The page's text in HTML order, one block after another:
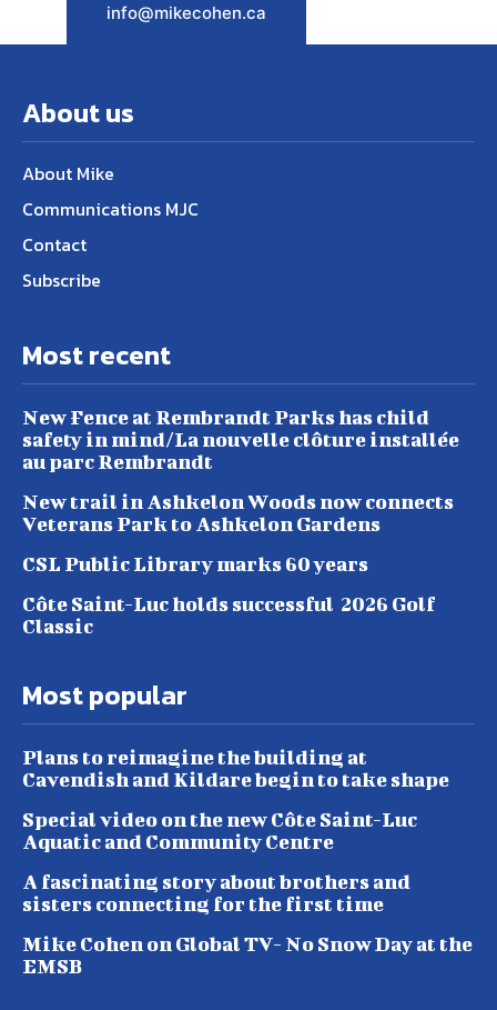
info@mikecohen.ca
About us
About Mike
Communications MJC
Contact
Subscribe
Most recent
New Fence at Rembrandt Parks has child
safety in mind/La nouvelle clôture installée
au parc Rembrandt
New trail in Ashkelon Woods now connects
Veterans Park to Ashkelon Gardens
CSL Public Library marks 60 years
Côte Saint-Luc holds successful 2026 Golf
Classic
Most popular
Plans to reimagine the building at
Cavendish and Kildare begin to take shape
Special video on the new Côte Saint-Luc
Aquatic and Community Centre
A fascinating story about brothers and
sisters connecting for the first time
Mike Cohen on Global TV- No Snow Day at the
EMSB